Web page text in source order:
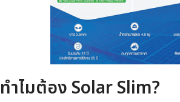
ทำไมต้อง Solar Slim?